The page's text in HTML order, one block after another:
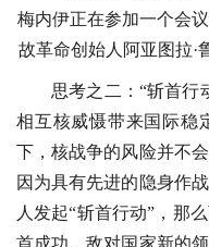
梅内伊正在参加一个会
故革命创始人阿亚图拉·
思考之二：“斩首行
相互核威慑带来国际稳
下，核战争的风险并不
因为具有先进的隐身作
人发起“斩首行动”，那